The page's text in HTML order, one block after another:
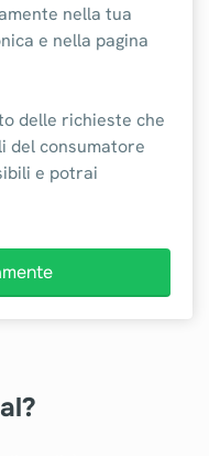
nella tua
e nella pagina
delle richieste che
del consumatore
e potrai